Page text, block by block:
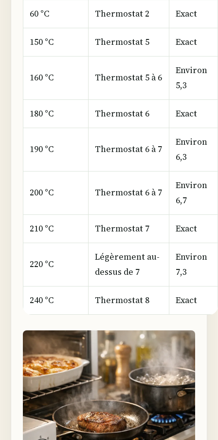
60 °C Thermostat 2 Exact
150 °C Thermostat 5 Exact
160 °C Thermostat 5 à 6
Environ
5,3
180 °C Thermostat 6 Exact
190 °C Thermostat 6 à 7
Environ
6,3
200 °C Thermostat 6 à 7
Environ
6,7
210 °C Thermostat 7 Exact
220 °C
Légèrement au-
dessus de 7
Environ
7,3
240 °C Thermostat 8 Exact